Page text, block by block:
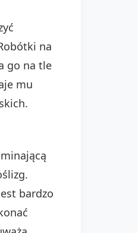
na
go na tle
mu
bardzo